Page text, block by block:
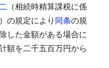
（相続時精算課税に係
の規定により 同条の規
した金額がある場合に
額を二千五百万円から